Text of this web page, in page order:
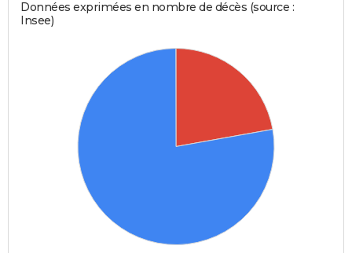
Données exprimées en nombre de décès (source :
Insee)